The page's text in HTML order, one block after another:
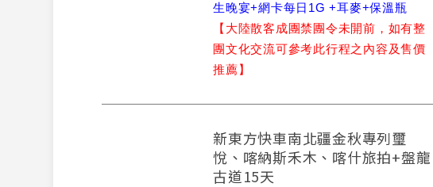
生晚宴+網卡每日1G +耳麥+保溫瓶
【大陸散客成團禁團令未開前，如有整
團文化交流可參考此行程之內容及售價
推薦】
新東方快車南北疆金秋專列璽
悅、喀納斯禾木、喀什旅拍+盤龍
古道15天